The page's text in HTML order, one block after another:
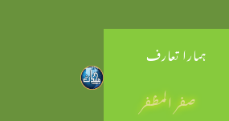
ہمارا تعارف
صفر المظفر